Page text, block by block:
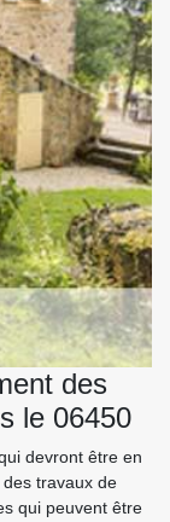
des
le 06450
devront être en
travaux de
qui peuvent être